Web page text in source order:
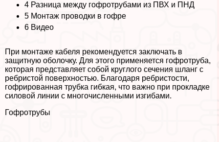
4 Разница между гофротрубами из ПВХ и ПНД
5 Монтаж проводки в гофре
6 Видео
При монтаже кабеля рекомендуется заключать в
защитную оболочку. Для этого применяется гофротруба,
которая представляет собой круглого сечения шланг с
ребристой поверхностью. Благодаря ребристости,
гофрированная трубка гибкая, что важно при прокладке
силовой линии с многочисленными изгибами.
Гофротрубы